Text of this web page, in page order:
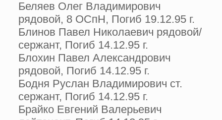
Беляев Олег Владимирович
рядовой, 8 ОСпН, Погиб 19.12.95 г.
Блинов Павел Николаевич рядовой/
сержант, Погиб 14.12.95 г.
Блохин Павел Александрович
рядовой, Погиб 14.12.95 г.
Бодня Руслан Владимирович ст.
сержант, Погиб 14.12.95 г.
Брайко Евгений Валерьевич